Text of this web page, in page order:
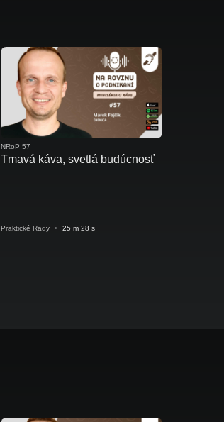
NRoP 57
Tmavá káva, svetlá budúcnosť
Praktické Rady • 25 m 28 s